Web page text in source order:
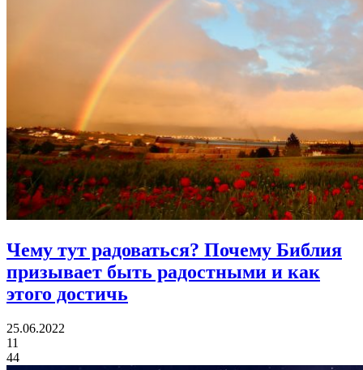
Чему тут радоваться? Почему Библия
призывает быть радостными и как
этого достичь
25.06.2022
11
44